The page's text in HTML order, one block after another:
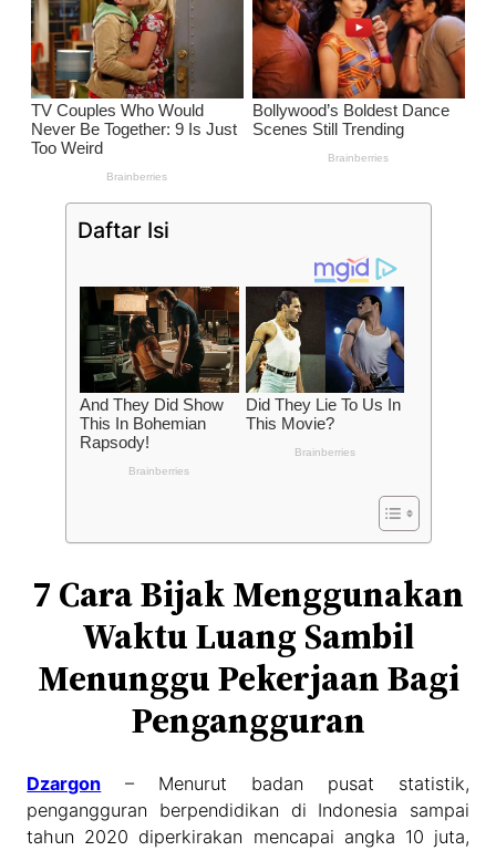
Daftar Isi
7 Cara Bijak Menggunakan
Waktu Luang Sambil
Menunggu Pekerjaan Bagi
Pengangguran
Dzargon – Menurut badan pusat statistik,
pengangguran berpendidikan di Indonesia sampai
tahun 2020 diperkirakan mencapai angka 10 juta,